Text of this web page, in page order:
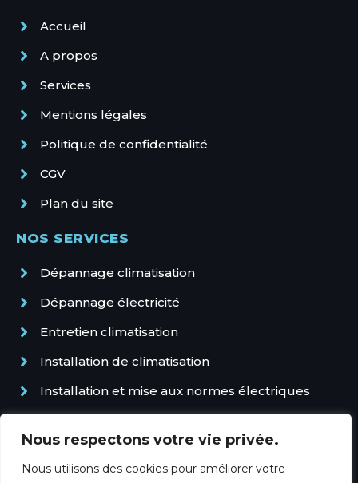
Nous respectons votre vie privée.
Nous utilisons des cookies pour améliorer votre
Entretien Climatisation Villeneuve-loubet
Accueil
A propos
Services
Mentions légales
Politique de confidentialité
CGV
Plan du site
NOS SERVICES
Dépannage climatisation
Dépannage électricité
Entretien climatisation
Installation de climatisation
Installation et mise aux normes électriques
Sécurisation électrique : alarmes,
vidéosurveillance et protections